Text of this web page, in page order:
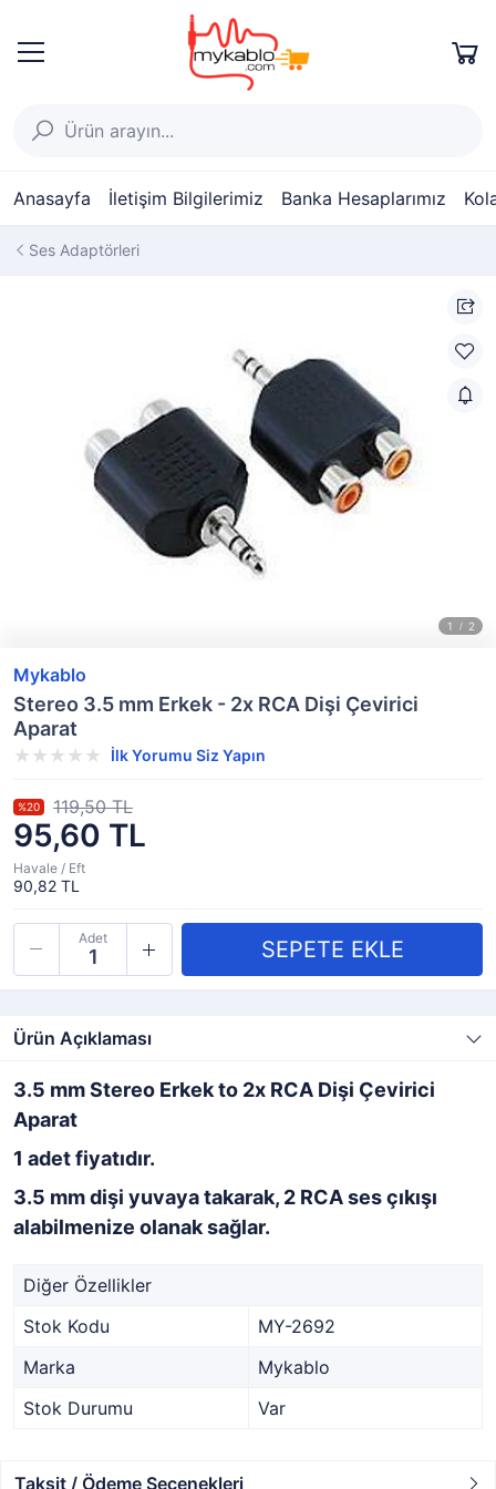
Anasayfa İletişim Bilgilerimiz Banka Hesaplarımız
Ses Adaptörleri
Mykablo
Stereo 3.5 mm Erkek - 2x RCA Dişi Çevirici
Aparat
İlk Yorumu Siz Yapın
95,60 TL
%20 119,50 TL
Havale / Eft
90,82 TL
Adet
Ürün Açıklaması
3.5 mm Stereo Erkek to 2x RCA Dişi Çevirici
Aparat
1 adet fiyatıdır.
3.5 mm dişi yuvaya takarak, 2 RCA ses çıkışı
alabilmenize olanak sağlar.
Diğer Özellikler
Stok Kodu
MY-2692
Marka
Mykablo
Stok Durumu
Var
Taksit / Ödeme Seçenekleri